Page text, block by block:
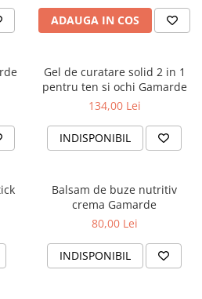
ADAUGA IN COS
Gel de curatare solid 2 in 1
pentru ten si ochi Gamarde
134,00 Lei
INDISPONIBIL
Balsam de buze nutritiv
crema Gamarde
80,00 Lei
INDISPONIBIL